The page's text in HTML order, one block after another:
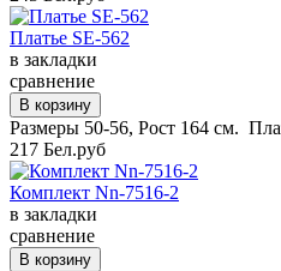
Платье SE-562
в закладки
сравнение
Размеры 50-56, Рост 164 см.
217 Бел.руб
Комплект Nn-7516-2
в закладки
сравнение